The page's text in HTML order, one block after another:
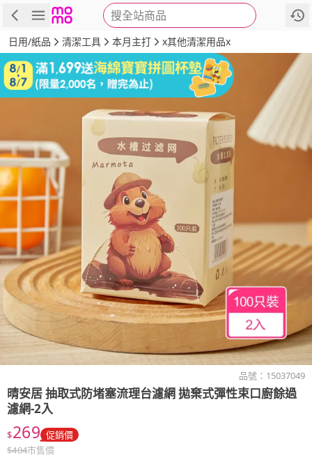
搜全站商品
商品 評價 詳情
日用/紙品 清潔工具 本月主打 x其他清潔用品x
品號： 15037049
晴安居 抽取式防堵塞流理台濾網 拋棄式彈性束口廚餘過
濾網-2入
$269 促銷價
$404市售價